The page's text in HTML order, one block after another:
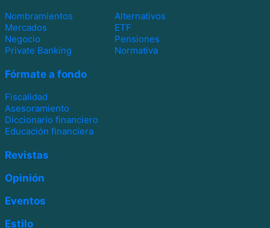
Nombramientos
Alternativos
Mercados
ETF
Negocio
Pensiones
Private Banking
Normativa
Fórmate a fondo
Fiscalidad
Asesoramiento
Diccionario financiero
Educación financiera
Revistas
Opinión
Eventos
Estilo